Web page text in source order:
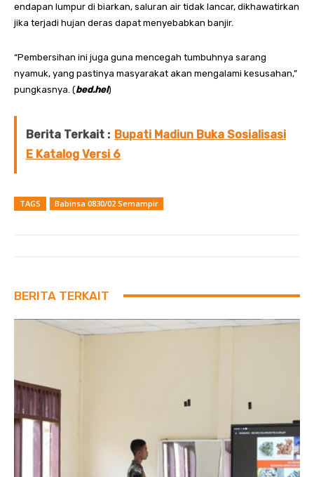
endapan lumpur di biarkan, saluran air tidak lancar, dikhawatirkan
jika terjadi hujan deras dapat menyebabkan banjir.
“Pembersihan ini juga guna mencegah tumbuhnya sarang
nyamuk, yang pastinya masyarakat akan mengalami kesusahan,”
pungkasnya. (bed.hel)
Berita Terkait : Bupati Madiun Buka Sosialisasi
E Katalog Versi 6
TAGS Babinsa 0830/02 Semampir
BERITA TERKAIT